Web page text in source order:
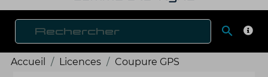

Accueil Licences Coupure GPS